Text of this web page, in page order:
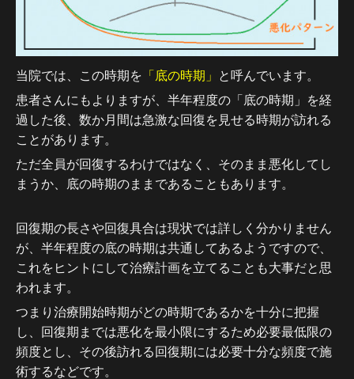
当院では、この時期を 「底の時期」
と呼んでいます。
患者さんにもよりますが、半年程度の「底の時期」を経
過した後、数か月間は急激な回復を見せる時期が訪れる
ことがあります。
ただ全員が回復するわけではなく、そのまま悪化してし
まうか、底の時期のままであることもあります。
回復期の長さや回復具合は現状では詳しく分かりません
が、半年程度の底の時期は共通してあるようですので、
これをヒントにして治療計画を立てることも大事だと思
われます。
つまり治療開始時期がどの時期であるかを十分に把握
し、回復期までは悪化を最小限にするため必要最低限の
頻度とし、その後訪れる回復期には必要十分な頻度で施
術するなどです。